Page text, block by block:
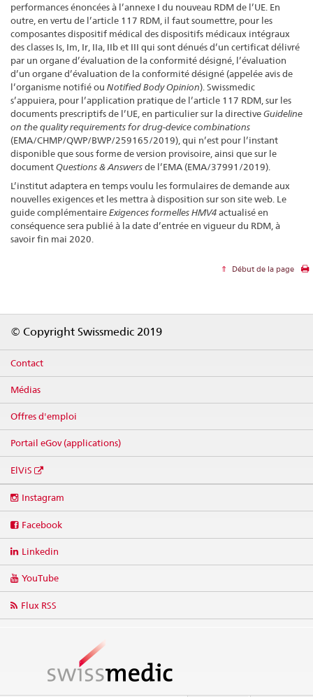
performances énoncées à l’annexe I du nouveau RDM de l’UE. En
outre, en vertu de l’article 117 RDM, il faut soumettre, pour les
composantes dispositif médical des dispositifs médicaux intégraux
des classes Is, Im, Ir, IIa, IIb et III qui sont dénués d’un certificat délivré
par un organe d’évaluation de la conformité désigné, l’évaluation
d’un organe d’évaluation de la conformité désigné (appelée avis de
l’organisme notifié ou Notified Body Opinion). Swissmedic
s’appuiera, pour l’application pratique de l’article 117 RDM, sur les
documents prescriptifs de l’UE, en particulier sur la directiveGuideline
on the quality requirements for drug-device combinations
(EMA/CHMP/QWP/BWP/259165/2019), qui n’est pour l’instant
disponible que sous forme de version provisoire, ainsi que sur le
documentQuestions & Answersde l’EMA (EMA/37991/2019).
L’institut adaptera en temps voulu les formulaires de demande aux
nouvelles exigences et les mettra à disposition sur son site web. Le
guide complémentaireExigences formelles HMV4actualisé en
conséquence sera publié à la date d’entrée en vigueur du RDM, à
savoir fin mai 2020.
Début de la page
© Copyright Swissmedic 2019
Contact
Médias
Offres d'emploi
Portail eGov (applications)
ElViS
media
Instagram
Facebook
Linkedin
YouTube
Flux RSS